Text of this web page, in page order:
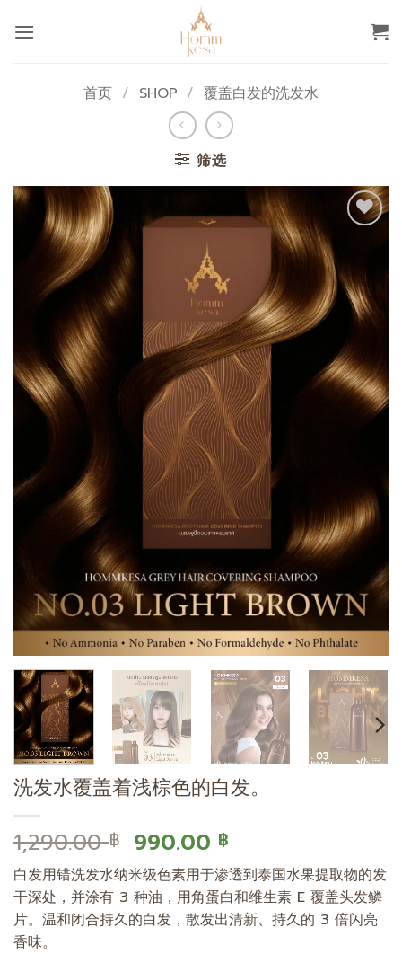
首页 / SHOP / 覆盖白发的洗发水
筛选
愿单
洗发水覆盖着浅棕色的白发。
1,290.00฿ 原
价
为：
1,290.00 ฿。
990.00 ฿
前
价
格
为：
白发用错洗发水纳米级色素用于渗透到泰国水果提取物的发
干深处，并涂有 3 种油，用角蛋白和维生素 E 覆盖头发鳞
片。温和闭合持久的白发，散发出清新、持久的 3 倍闪亮
香味。